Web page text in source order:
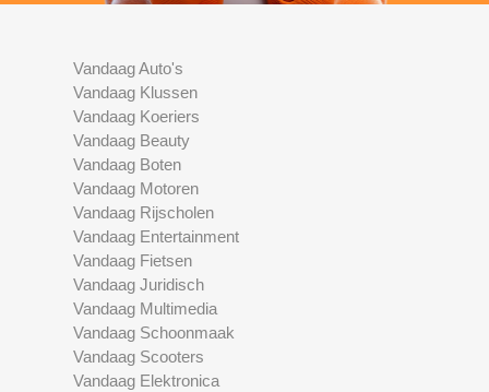
Vandaag Auto's
Vandaag Klussen
Vandaag Koeriers
Vandaag Beauty
Vandaag Boten
Vandaag Motoren
Vandaag Rijscholen
Vandaag Entertainment
Vandaag Fietsen
Vandaag Juridisch
Vandaag Multimedia
Vandaag Schoonmaak
Vandaag Scooters
Vandaag Elektronica